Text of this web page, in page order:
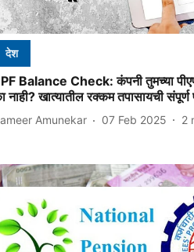
देश
Balance Check: कंपनी तुमच्या
नाही? खात्यातील रक्कम तपासायची
Amunekar 07 Feb 2025 2